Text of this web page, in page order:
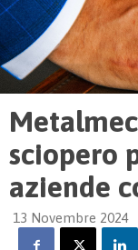
sciopero
aziende
13 Novembre 2024